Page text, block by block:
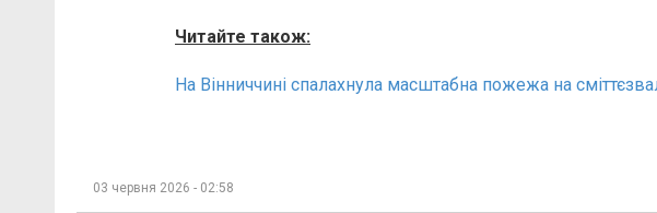
Читайте також:
На Вінниччині спалахнула масштабна пожежа на
03 червня 2026 - 02:58